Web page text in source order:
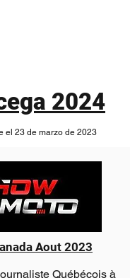
2024
el 23 de marzo de 2023
Aout 2023
Québécois à